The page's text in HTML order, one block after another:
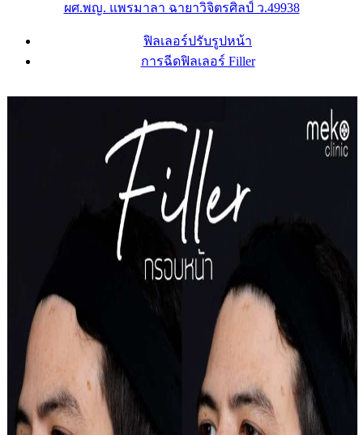
ผศ.พญ. แพรมาลา ฉายาวิจิตรศิลป์ ว.49938
ฟิลเลอร์ปรับรูปหน้า
การฉีดฟิลเลอร์ Filler